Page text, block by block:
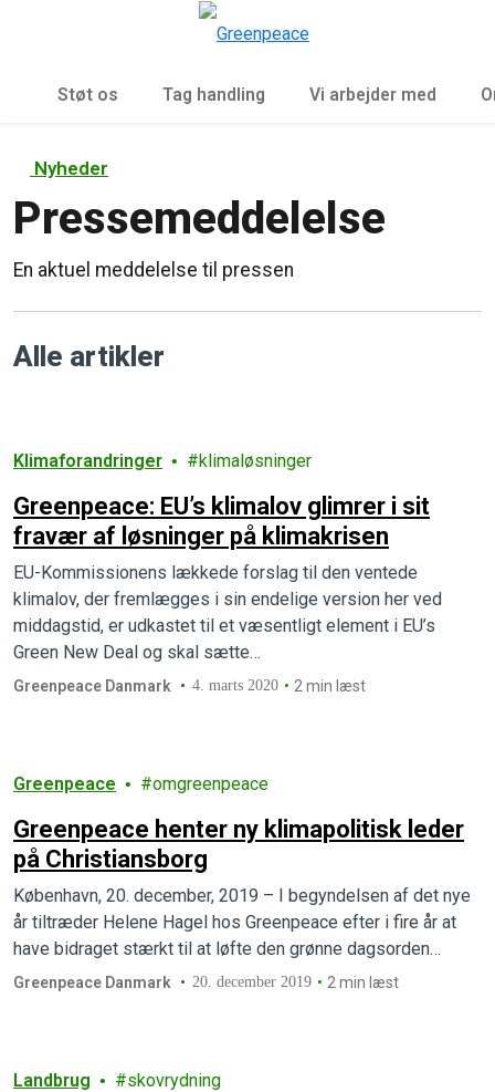
Støt os Tag handling Vi arbejder med
Nyheder
Pressemeddelelse
En aktuel meddelelse til pressen
Alle artikler
Klimaforandringer klimaløsninger
Greenpeace: EU’s klimalov glimrer i sit
fravær af løsninger på klimakrisen
EU-Kommissionens lækkede forslag til den ventede
klimalov, der fremlægges i sin endelige version her ved
middagstid, er udkastet til et væsentligt element i EU’s
Green New Deal og skal sætte…
Greenpeace Danmark 4. marts 2020 2 min læst
Greenpeace omgreenpeace
Greenpeace henter ny klimapolitisk leder
på Christiansborg
København, 20. december, 2019 – I begyndelsen af det nye
år tiltræder Helene Hagel hos Greenpeace efter i fire år at
have bidraget stærkt til at løfte den grønne dagsorden…
Greenpeace Danmark 20. december 2019 2 min læst
Landbrug skovrydning